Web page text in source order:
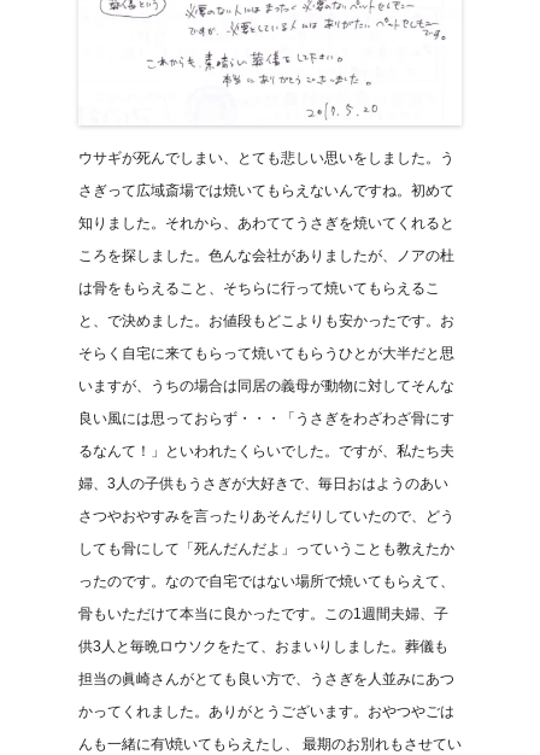
ウサギが死んでしまい、とても悲しい思いをしました。う
さぎって広域斎場では焼いてもらえないんですね。初めて
知りました。それから、あわててうさぎを焼いてくれると
ころを探しました。色んな会社がありましたが、ノアの杜
は骨をもらえること、そちらに行って焼いてもらえるこ
と、で決めました。お値段もどこよりも安かったです。お
そらく自宅に来てもらって焼いてもらうひとが大半だと思
いますが、うちの場合は同居の義母が動物に対してそんな
良い風には思っておらず・・・「うさぎをわざわざ骨にす
るなんて！」といわれたくらいでした。ですが、私たち夫
婦、3人の子供もうさぎが大好きで、毎日おはようのあい
さつやおやすみを言ったりあそんだりしていたので、どう
しても骨にして「死んだんだよ」っていうことも教えたか
ったのです。なので自宅ではない場所で焼いてもらえて、
骨もいただけて本当に良かったです。この1週間夫婦、子
供3人と毎晩ロウソクをたて、おまいりしました。葬儀も
担当の眞崎さんがとても良い方で、うさぎを人並みにあつ
かってくれました。ありがとうございます。おやつやごは
んも一緒に有\焼いてもらえたし、 最期のお別れもさせてい